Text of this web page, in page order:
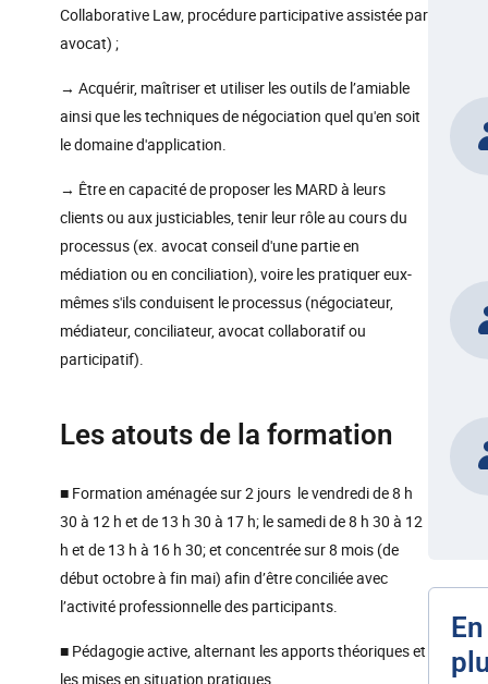
Collaborative Law, procédure participative assistée par
avocat) ;
→ Acquérir, maîtriser et utiliser les outils de l’amiable
ainsi que les techniques de négociation quel qu'en soit
le domaine d'application.
→ Être en capacité de proposer les MARD à leurs
clients ou aux justiciables, tenir leur rôle au cours du
processus (ex. avocat conseil d'une partie en
médiation ou en conciliation), voire les pratiquer eux-
mêmes s'ils conduisent le processus (négociateur,
médiateur, conciliateur, avocat collaboratif ou
participatif).
Les atouts de la formation
■ Formation aménagée sur 2 jours le vendredi de 8 h
30 à 12 h et de 13 h 30 à 17 h; le samedi de 8 h 30 à 12
h et de 13 h à 16 h 30; et concentrée sur 8 mois (de
début octobre à fin mai) afin d’être conciliée avec
l’activité professionnelle des participants.
■ Pédagogie active, alternant les apports théoriques et
les mises en situation pratiques.